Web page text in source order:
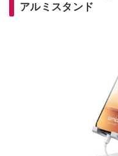
アルミスタンド